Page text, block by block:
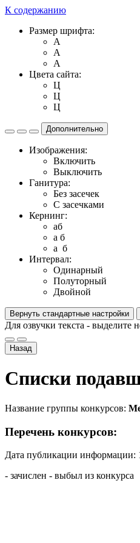
К содержанию
Размер шрифта:
A
A
A
Цвета сайта:
Ц
Ц
Ц
Дополнительно
Изображения:
Включить
Выключить
Ганитура:
Без засечек
С засечками
Кернинг:
aб
a б
a б
Интервал:
Одинарный
Полуторный
Двойной
Вернуть стандартные настройки
Для озвучки текста -
Назад
Списки
Название группы конкурсов:
Перечень конкурсов:
Дата публикации информации:
- зачислен - выбыл из конкурса